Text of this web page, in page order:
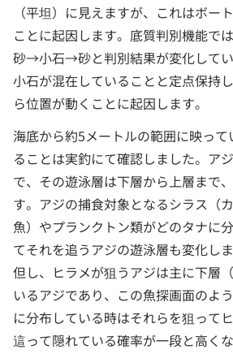
（平坦）に見えますが、これはボー
ことに起因します。底質判別機能で
砂→小石→砂と判別結果が変化して
小石が混在していることと定点保持
ら位置が動くことに起因します。
海底から約5メートルの範囲に映っ
ることは実釣にて確認しました。ア
で、その遊泳層は下層から上層まで
す。アジの捕食対象となるシラス（
魚）やプランクトン類がどのタナに
てそれを追うアジの遊泳層も変化しま
但し、ヒラメが狙うアジは主に下層
いるアジであり、この魚探画面のよ
に分布している時はそれらを狙って
這って隠れている確率が一段と高くな